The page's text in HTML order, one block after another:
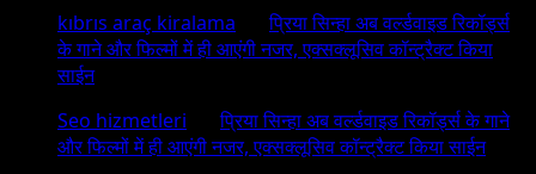
kıbrıs araç kiralama onप्रिया सिन्हा अब वर्ल्डवाइड रिकॉर्ड्स
के गाने और फिल्मों में ही आएंगी नजर, एक्सक्लूसिव कॉन्ट्रैक्ट किया
साईन
Seo hizmetleri onप्रिया सिन्हा अब वर्ल्डवाइड रिकॉर्ड्स के गाने
और फिल्मों में ही आएंगी नजर, एक्सक्लूसिव कॉन्ट्रैक्ट किया साईन